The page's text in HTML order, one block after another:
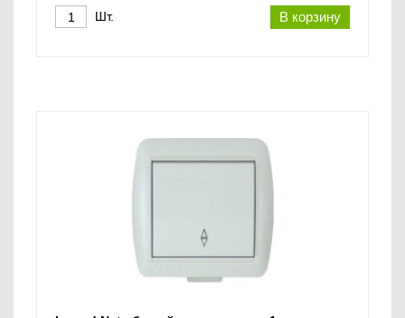
В корзину
Шт.